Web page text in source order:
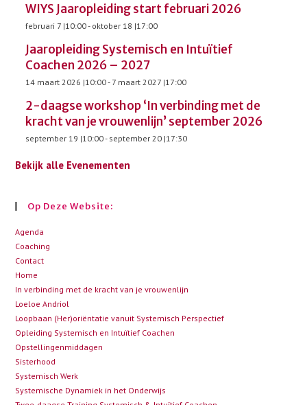
WIYS Jaaropleiding start februari 2026
februari 7 |10:00- oktober 18 |17:00
Jaaropleiding Systemisch en Intuïtief
Coachen 2026 – 2027
14 maart 2026 |10:00- 7 maart 2027 |17:00
2-daagse workshop ‘In verbinding met de
kracht van je vrouwenlijn’ september 2026
september 19 |10:00- september 20 |17:30
Bekijk alle Evenementen
Op Deze Website:
Agenda
Coaching
Contact
Home
In verbinding met de kracht van je vrouwenlijn
Loeloe Andriol
Loopbaan (Her)oriëntatie vanuit Systemisch Perspectief
Opleiding Systemisch en Intuïtief Coachen
Opstellingenmiddagen
Sisterhood
Systemisch Werk
Systemische Dynamiek in het Onderwijs